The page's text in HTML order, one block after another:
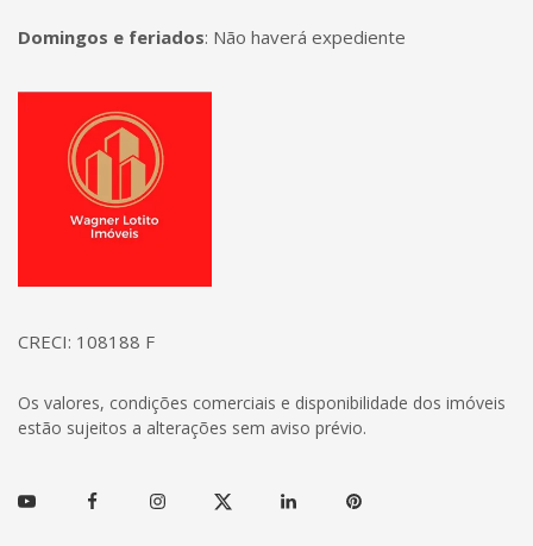
Domingos e feriados: Não haverá expediente
Página inicial
CRECI: 108188 F
Os valores, condições comerciais e disponibilidade dos imóveis
estão sujeitos a alterações sem aviso prévio.
Youtube FacebookInstagramTwitter Linkedin Pinterest